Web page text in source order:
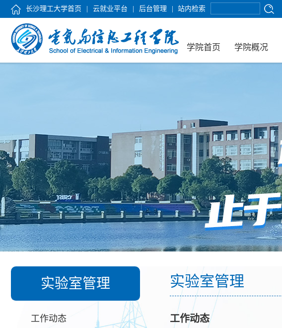
长沙理工大学首页 云就业平台 后台管理 站内检索
学院首页 学院概况
实验室管理
工作动态
实验室管理
工作动态